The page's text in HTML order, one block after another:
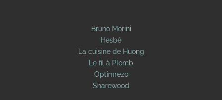
Bruno Morini
Hesbé
La cuisine de Huong
Le fil à Plomb
Optimrezo
Sharewood